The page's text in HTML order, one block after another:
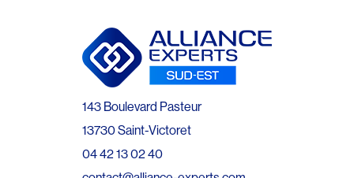
143 Boulevard Pasteur
13730 Saint-Victoret
04 42 13 02 40